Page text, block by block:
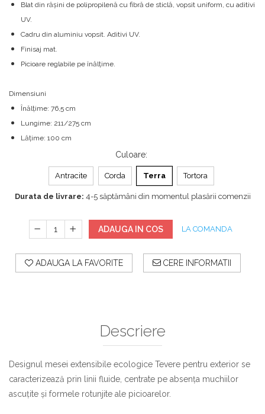
Blat din rășini de polipropilenă cu fibră de sticlă, vopsit uniform, cu aditivi
UV.
Cadru din aluminiu vopsit. Aditivi UV.
Finisaj mat.
Picioare reglabile pe înălțime.
Dimensiuni
Înălțime: 76,5 cm
Lungime: 211/275 cm
Lățime: 100 cm
Culoare:
Antracite Corda Terra Tortora
Durata de livrare: 4-5 săptămâni din momentul plasării comenzii
ADAUGA IN COS LA COMANDA
ADAUGA LA FAVORITE CERE INFORMATII
Descriere
Designul mesei extensibile ecologice Tevere pentru exterior se
caracterizează prin linii fluide, centrate pe absența muchiilor
ascuțite și formele rotunjite ale picioarelor.